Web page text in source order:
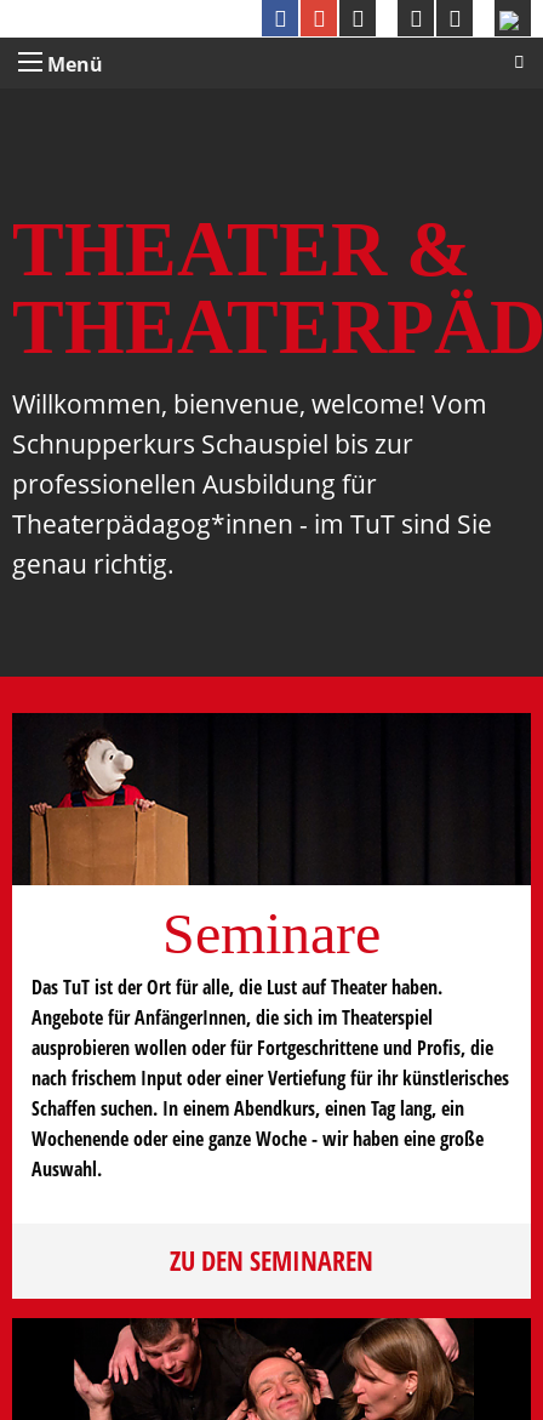
Menü
THEATER &
Willkommen, bienvenue, welcome! Vom
Schnupperkurs Schauspiel bis zur
professionellen Ausbildung für
Theaterpädagog*innen - im TuT sind Sie
genau richtig.
Seminare
Das TuT ist der Ort für alle, die Lust auf Theater haben.
Angebote für AnfängerInnen, die sich im Theaterspiel
ausprobieren wollen oder für Fortgeschrittene und Profis, die
nach frischem Input oder einer Vertiefung für ihr künstlerisches
Schaffen suchen. In einem Abendkurs, einen Tag lang, ein
Wochenende oder eine ganze Woche - wir haben eine große
Auswahl.
ZU DEN SEMINAREN